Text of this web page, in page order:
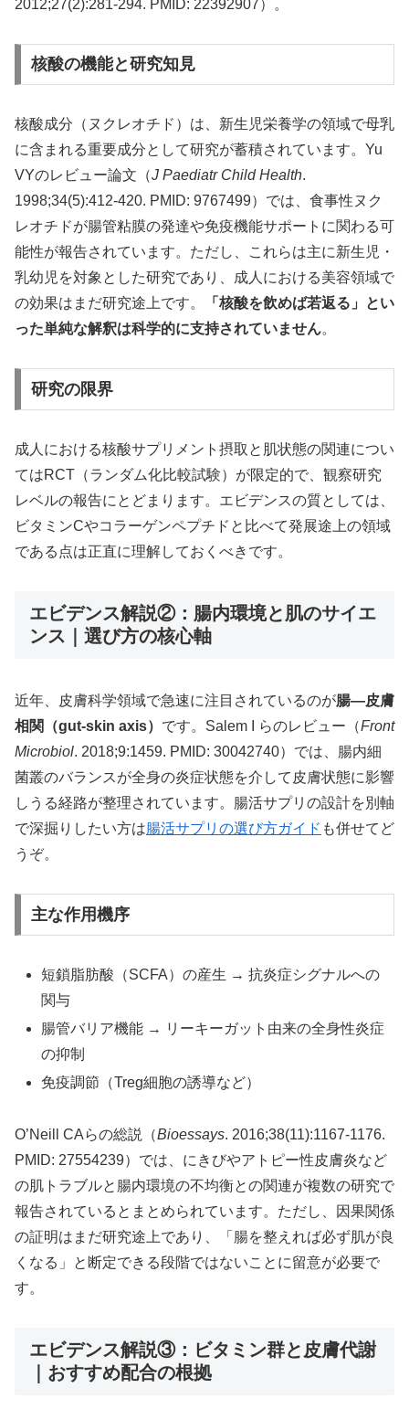
2012;27(2):281-294. PMID: 22392907）。
核酸の機能と研究知見
核酸成分（ヌクレオチド）は、新生児栄養学の領域で母乳
に含まれる重要成分として研究が蓄積されています。Yu
VYのレビュー論文（J Paediatr Child Health.
1998;34(5):412-420. PMID: 9767499）では、食事性ヌク
レオチドが腸管粘膜の発達や免疫機能サポートに関わる可
能性が報告されています。ただし、これらは主に新生児・
乳幼児を対象とした研究であり、成人における美容領域で
の効果はまだ研究途上です。
「核酸を飲めば若返る」とい
った単純な解釈は科学的に支持されていません。
研究の限界
成人における核酸サプリメント摂取と肌状態の関連につい
てはRCT（ランダム化比較試験）が限定的で、観察研究
レベルの報告にとどまります。エビデンスの質としては、
ビタミンCやコラーゲンペプチドと比べて発展途上の領域
である点は正直に理解しておくべきです。
エビデンス解説②：腸内環境と肌のサイエ
ンス｜選び方の核心軸
近年、皮膚科学領域で急速に注目されているのが腸—皮膚
相関（gut-skin axis） です。Salem I らのレビュー（Front
Microbiol. 2018;9:1459. PMID: 30042740）では、腸内細
菌叢のバランスが全身の炎症状態を介して皮膚状態に影響
しうる経路が整理されています。腸活サプリの設計を別軸
で深掘りしたい方は腸活サプリの選び方ガイド も併せてど
うぞ。
主な作用機序
短鎖脂肪酸（SCFA）の産生 → 抗炎症シグナルへの
関与
腸管バリア機能 → リーキーガット由来の全身性炎症
の抑制
免疫調節（Treg細胞の誘導など）
O’Neill CAらの総説（Bioessays. 2016;38(11):1167-1176.
PMID: 27554239）では、にきびやアトピー性皮膚炎など
の肌トラブルと腸内環境の不均衡との関連が複数の研究で
報告されているとまとめられています。ただし、因果関係
の証明はまだ研究途上であり、「腸を整えれば必ず肌が良
くなる」と断定できる段階ではないことに留意が必要で
す。
エビデンス解説③：ビタミン群と皮膚代謝
｜おすすめ配合の根拠